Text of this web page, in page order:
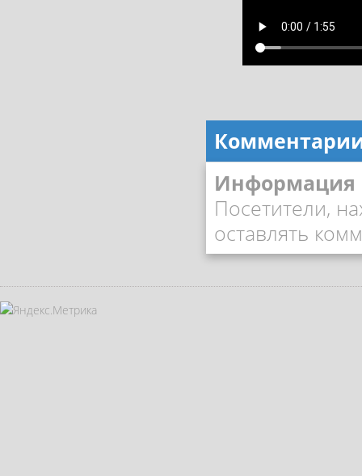
Информация
Посетители,
оставлять